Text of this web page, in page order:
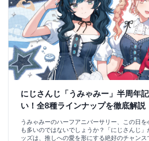
にじさんじ「うみゃみー」半周年
い！全8種ラインナップを徹底解説
うみゃみーのハーフアニバーサリー、この日
も多いのではないでしょうか？「にじさんじ
ッズは、推しへの愛を形にする絶好のチャン